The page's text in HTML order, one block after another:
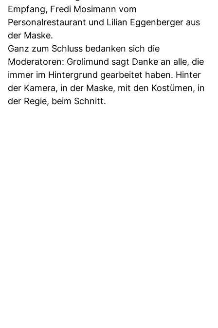
Empfang, Fredi Mosimann vom
Personalrestaurant und Lilian Eggenberger aus
der Maske.
Ganz zum Schluss bedanken sich die
Moderatoren: Grolimund sagt Danke an alle, die
immer im Hintergrund gearbeitet haben. Hinter
der Kamera, in der Maske, mit den Kostümen, in
der Regie, beim Schnitt.